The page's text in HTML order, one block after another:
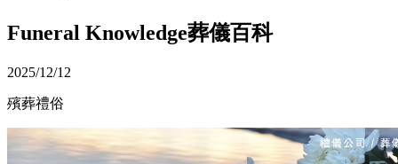
Funeral Knowledge葬儀百科
2025/12/12
殯葬禮俗